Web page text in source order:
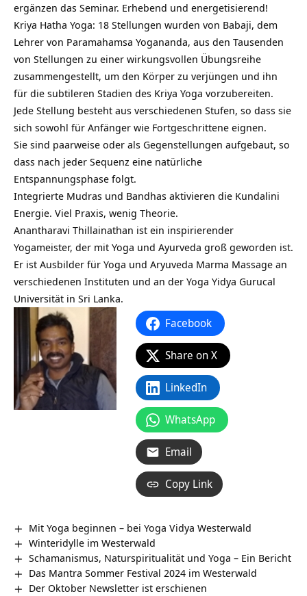
ergänzen das Seminar. Erhebend und energetisierend!
Kriya Hatha Yoga: 18 Stellungen wurden von Babaji, dem
Lehrer von Paramahamsa Yogananda, aus den Tausenden
von Stellungen zu einer wirkungsvollen Übungsreihe
zusammengestellt, um den Körper zu verjüngen und ihn
für die subtileren Stadien des Kriya Yoga vorzubereiten.
Jede Stellung besteht aus verschiedenen Stufen, so dass sie
sich sowohl für Anfänger wie Fortgeschrittene eignen.
Sie sind paarweise oder als Gegenstellungen aufgebaut, so
dass nach jeder Sequenz eine natürliche
Entspannungsphase folgt.
Integrierte Mudras und Bandhas aktivieren die Kundalini
Energie. Viel Praxis, wenig Theorie.
Anantharavi Thillainathan ist ein inspirierender
Yogameister, der mit Yoga und Ayurveda groß geworden ist.
Er ist Ausbilder für Yoga und Aryuveda Marma Massage an
verschiedenen Instituten und an der Yoga Yidya Gurucal
Universität in Sri Lanka.
Facebook
Share on X
LinkedIn
WhatsApp
Email
Copy Link
Mit Yoga beginnen – bei Yoga Vidya Westerwald
Winteridylle im Westerwald
Schamanismus, Naturspiritualität und Yoga – Ein Bericht
Das Mantra Sommer Festival 2024 im Westerwald
Der Oktober Newsletter ist erschienen